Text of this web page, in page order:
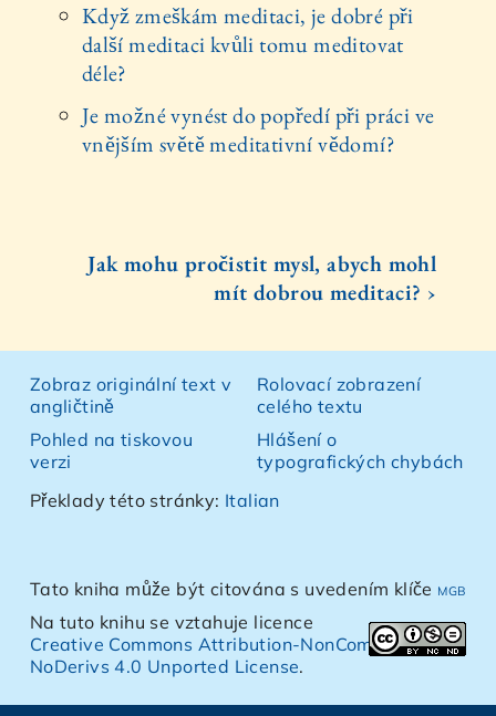
Když zmeškám meditaci, je dobré při
další meditaci kvůli tomu meditovat
déle?
Je možné vynést do popředí při práci ve
vnějším světě meditativní vědomí?
Jak mohu pročistit mysl, abych mohl
mít dobrou meditaci? ›
Zobraz originální text v
angličtině
Pohled na tiskovou
verzi
Rolovací zobrazení
celého textu
Hlášení o
typografických chybách
Překlady této stránky: Italian
Tato kniha může být citována s uvedením klíče mgb
Na tuto knihu se vztahuje licence
Creative Commons Attribution-NonCommercial-
NoDerivs 4.0 Unported License.